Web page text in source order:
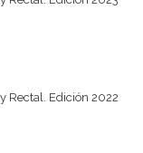
Rectal. Edición 2022